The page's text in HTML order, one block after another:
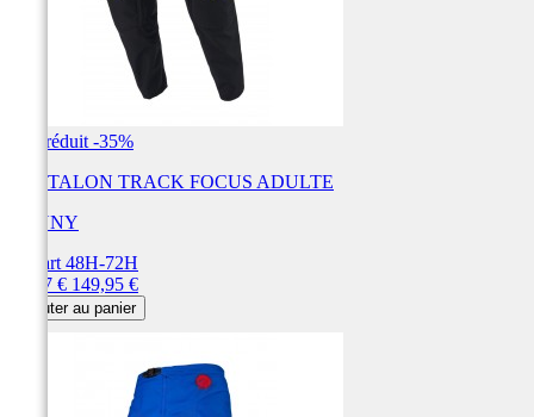
Prix réduit -35%
PANTALON TRACK FOCUS ADULTE
KENNY
Départ 48H-72H
97,47 € Prix
de
base
149,95 €
Ajouter au panier